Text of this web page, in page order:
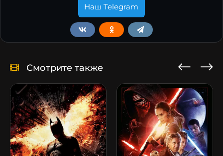
Наш Telegram
Смотрите также